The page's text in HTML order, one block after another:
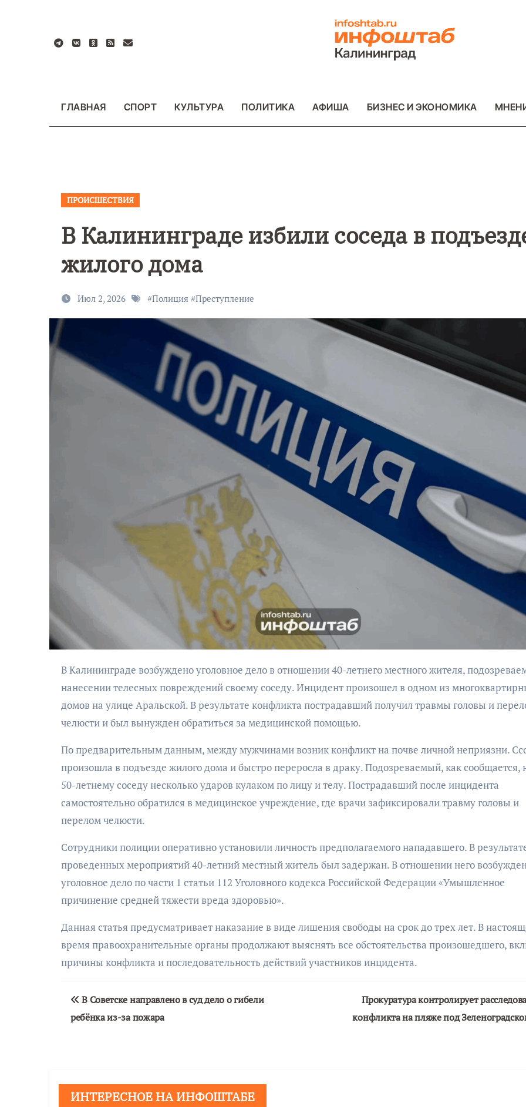
содержанию
ГЛАВНАЯ СПОРТ КУЛЬТУРА ПОЛИТИКА АФИША БИЗНЕС И ЭКОНОМИКА
ПРОИСШЕСТВИЯ
В Калининграде избили соседа в
жилого дома
Июл 2, 2026 #Полиция #Преступление
В Калининграде возбуждено уголовное дело в отношении 40-летнего местного жителя, подозреваемого в
нанесении телесных повреждений своему соседу. Инцидент произошел в одном из
домов на улице Аральской. В результате конфликта пострадавший получил травмы головы и
челюсти и был вынужден обратиться за медицинской помощью.
По предварительным данным, между мужчинами возник конфликт на почве личной неприязни.
произошла в подъезде жилого дома и быстро переросла в драку. Подозреваемый, как сообщается,
50-летнему соседу несколько ударов кулаком по лицу и телу. Пострадавший после инцидента
самостоятельно обратился в медицинское учреждение, где врачи зафиксировали травму головы и
перелом челюсти.
Сотрудники полиции оперативно установили личность предполагаемого нападавшего. В
проведенных мероприятий 40-летний местный житель был задержан. В отношении него
уголовное дело по части 1 статьи 112 Уголовного кодекса Российской Федерации «Умышленное
причинение средней тяжести вреда здоровью».
Данная статья предусматривает наказание в виде лишения свободы на срок до трех лет. В
время правоохранительные органы продолжают выяснять все обстоятельства произошедшего,
причины конфликта и последовательность действий участников инцидента.
Навигация
по
В Советске направлено в суд дело о гибели
ребёнка из-за пожара
Прокуратура контролирует
конфликта на пляже под
ИНТЕРЕСНОЕ НА ИНФОШТАБЕ
9 Мая — День
Победы!
Уникальное
северное
сияние
запечатлели
над Балтикой
завалило
после
снежного
бурана
АФИША
Музыкально-
поэтический
моноспектакль
«Исповедь в четыре
АФИША
КУЛЬТУРА
ОБЩЕСТВО
Николай Патрушев
поддержал
проведение в
морского фестиваля
«Открытое море»
АФИША
Организаторы
фестиваля
проведения!